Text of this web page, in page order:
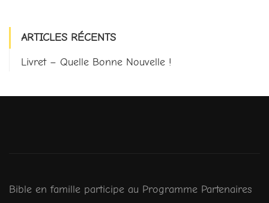
ARTICLES RÉCENTS
Livret – Quelle Bonne Nouvelle !
Bible en famille participe au Programme Partenaires